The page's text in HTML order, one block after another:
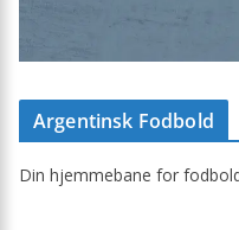
Argentinsk Fodbold
Din hjemmebane for